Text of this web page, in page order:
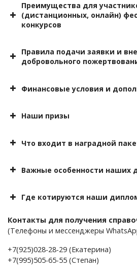
Преимущества для
(дистанционных, онлайн)
конкурсов
номера без ограничения
номинацию
Архива всех
попробовать
номера и работы
Правила подачи заявки и
добровольного
Дождаться
Оплатить
Дождаться
Финансовые условия и
1200 рублей
60 рублей
Наши призы
Бесплатное
Приглашение
Что входит в наградной
дипломы
Сертификат
Выписка из приказа
Важные особенности наших
Отсутствие
поменять
Где котируются наши
При поступлении
портфолио.
Контакты для получения
(Телефоны и мессенджеры
+7(925)028-28-29 (Екатерина)
+7(995)505-65-55 (Степан)